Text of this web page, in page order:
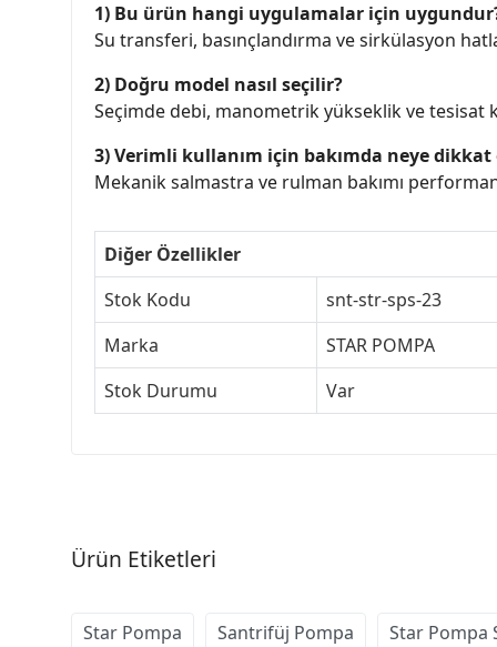
1) Bu ürün hangi uygulamalar için
Su transferi, basınçlandırma ve sirkülasyon
2) Doğru model nasıl seçilir?
Seçimde debi, manometrik yükseklik ve tesisat
3) Verimli kullanım için bakımda neye
Mekanik salmastra ve rulman bakımı
Diğer Özellikler
Stok Kodu
snt-str-sps-23
Marka
STAR POMPA
Stok Durumu
Var
Ürün Etiketleri
Star Pompa Santrifüj Pompa Star Pompa